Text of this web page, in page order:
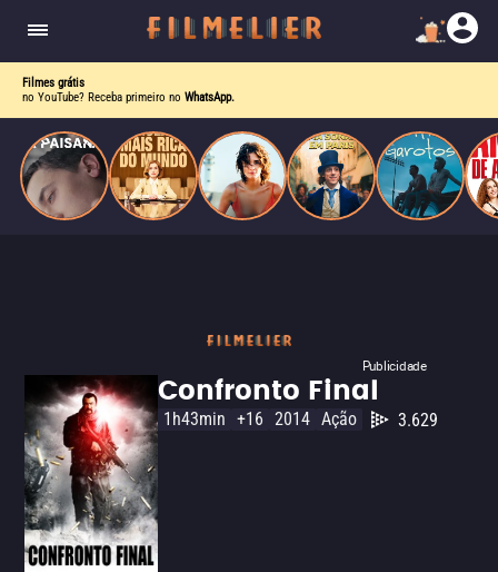
Filmes grátis
no YouTube? Receba primeiro no WhatsApp.
Publicidade
Confronto Final
1h43min +16 2014 Ação 3.629
quando se apaixona por um de seus alvos.